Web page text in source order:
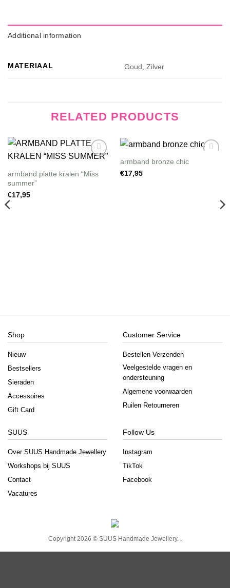
Additional information
MATERIAAL Goud, Zilver
RELATED PRODUCTS
armband platte kralen “Miss
summer”
€17,95
armband bronze chic
€17,95
Shop
Nieuw
Bestsellers
Sieraden
Accessoires
Gift Card
Customer Service
Bestellen Verzenden
Veelgestelde vragen en
ondersteuning
Algemene voorwaarden
Ruilen Retourneren
SUUS
Over SUUS Handmade Jewellery
Workshops bij SUUS
Contact
Vacatures
Follow Us
Instagram
TikTok
Facebook
Copyright 2026 © SUUS Handmade Jewellery.